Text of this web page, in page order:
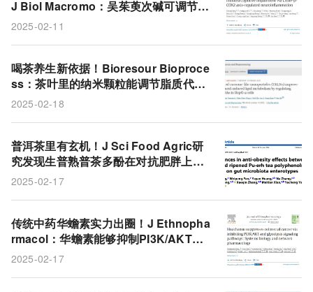
J Biol Macromo：吴茱萸次碱可调节神
经炎症，帮你跟大脑迷糊、焦虑说拜
2025-02-11
喝茶养生新依据！Bioresour Bioproce
ss：茶叶里的纳米颗粒能调节脂质代
谢，每天一杯茶开启健康新方式
2025-02-18
普洱茶里有玄机！J Sci Food Agric研
究发现生普熟普茶多酚在对抗肥胖上各
显神通，关键和肠道菌群“肠型”有关！
2025-02-17
传统中药华蟾素实力出圈！J Ethnopha
rmacol：华蟾素能够抑制PI3K/AKT和
糖酵解通路，为结直肠癌治疗带来新希
2025-02-17